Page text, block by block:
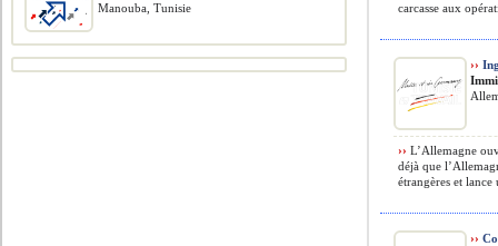
carcasse aux
››
›› L’Allemagne
déjà que
étrangères et
››
Manouba, Tunisie